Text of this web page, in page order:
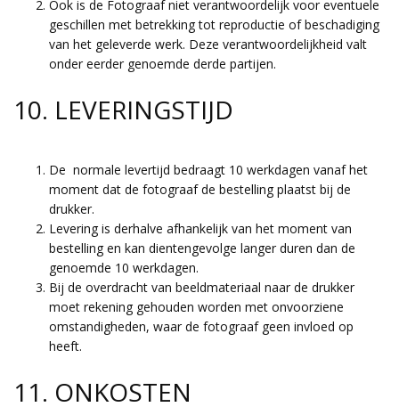
Ook is de Fotograaf niet verantwoordelijk voor eventuele
geschillen met betrekking tot reproductie of beschadiging
van het geleverde werk. Deze verantwoordelijkheid valt
onder eerder genoemde derde partijen.
10. LEVERINGSTIJD
De normale levertijd bedraagt 10 werkdagen vanaf het
moment dat de fotograaf de bestelling plaatst bij de
drukker.
Levering is derhalve afhankelijk van het moment van
bestelling en kan dientengevolge langer duren dan de
genoemde 10 werkdagen.
Bij de overdracht van beeldmateriaal naar de drukker
moet rekening gehouden worden met onvoorziene
omstandigheden, waar de fotograaf geen invloed op
heeft.
11. ONKOSTEN